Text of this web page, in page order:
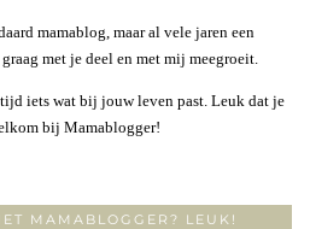
mamablog, maar al vele jaren een
met je deel en met mij meegroeit.
iets wat bij jouw leven past. Leuk dat je
bij Mamablogger!
MAMABLOGGER? LEUK!